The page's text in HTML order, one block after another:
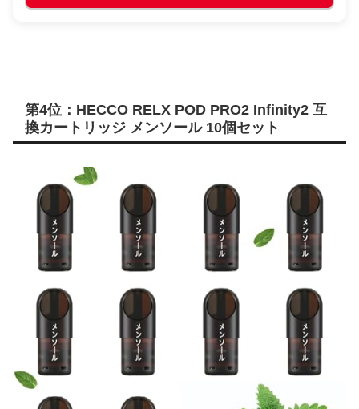
第4位：HECCO RELX POD PRO2 Infinity2 互
換カートリッジ メンソール 10個セット